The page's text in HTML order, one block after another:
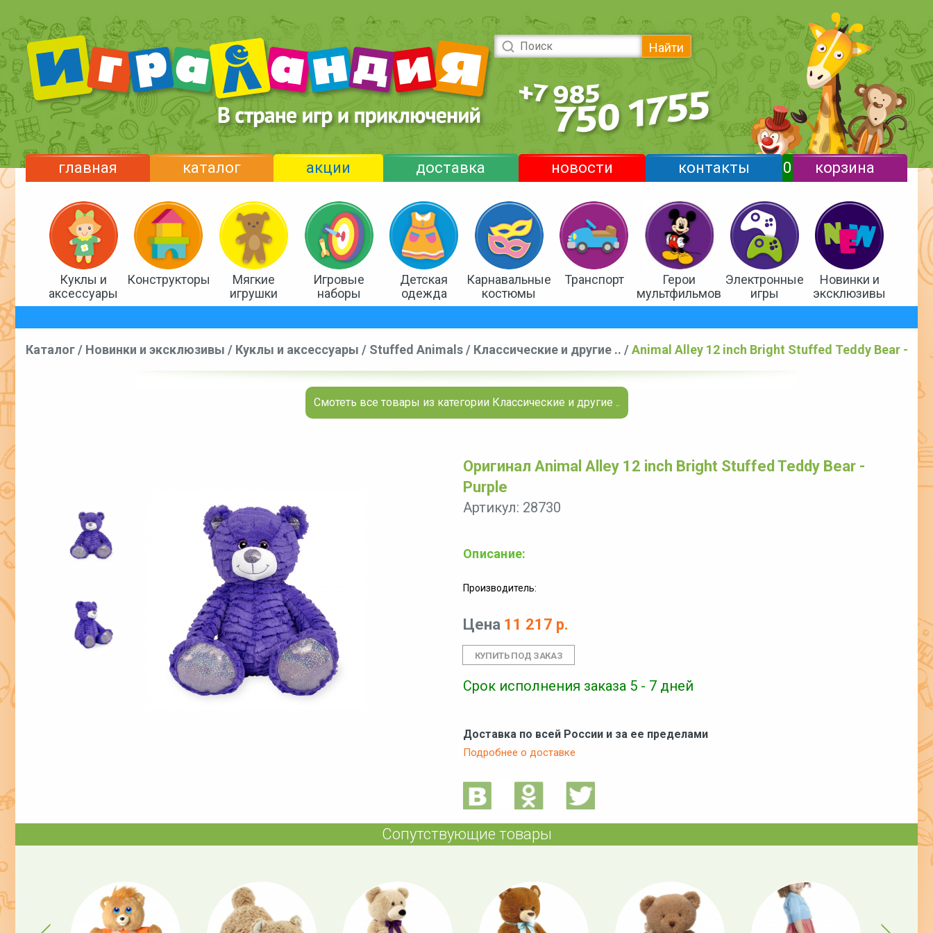
Найти
главная каталог акции доставка новости контакты 0 корзина
Куклы и
аксессуары
Конструкторы
Мягкие
игрушки
Игровые
наборы
Детская
одежда
Карнавальные
костюмы
Транспорт
Герои
мультфильмов
Электронные
игры
Новинки и
эксклюзивы
Каталог/ Новинки и эксклюзивы / Куклы и аксессуары / Stuffed Animals/ Классические и другие .. /Animal Alley 12 inch Bright Stuffed Teddy Bear -
Смотеть все товары из категории Классические и другие ..
Оригинал Animal Alley 12 inch Bright Stuffed Teddy Bear -
Purple
Артикул: 28730
Описание:
Производитель:
Цена 11 217 р.
Срок исполнения заказа 5 - 7 дней
Доставка по всей России и за ее пределами
Подробнее о доставке
Сопутствующие товары